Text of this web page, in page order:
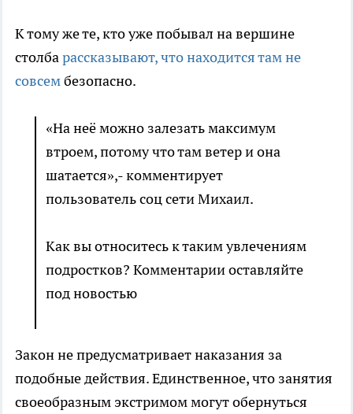
К тому же те, кто уже побывал на вершине
столбарассказывают, что находится там не
совсембезопасно.
«На неё можно залезать максимум
втроем, потому что там ветер и она
шатается»,- комментирует
пользователь соц сети Михаил.
Как вы относитесь к таким увлечениям
подростков? Комментарии оставляйте
под новостью
Закон не предусматривает наказания за
подобные действия. Единственное, что занятия
своеобразным экстримом могут обернуться